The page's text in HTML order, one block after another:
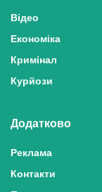
Відео
Економіка
Кримінал
Курйози
Додатково
Реклама
Контакти